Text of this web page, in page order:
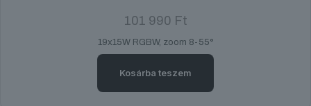
101 990 Ft
19x15W RGBW, zoom 8-55°
Kosárba teszem